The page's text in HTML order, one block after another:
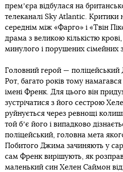
премʼєра відбулася на
телеканалі Sky Atlantic. Критики
середнім між «Фарго» і «Твін
драма з великою кількістю крові,
минулого і порушених сімейних
Головний герой —
Рот, багато років тому
імені Френк. Для цього він
зустрічатися з його сестрою
руйнується через ревнощі
той бʼє його і випадково
поліцейський, головна мета
Побитого Джима зачиняють у
сам Френк вирішують, як
маленький син Хелен Саймон